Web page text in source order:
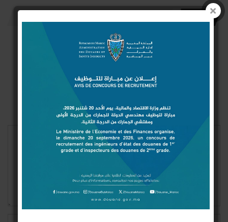
Connect with:
Login With Twitter
لن يتم نشر عنوان بريدك الإلكتروني.